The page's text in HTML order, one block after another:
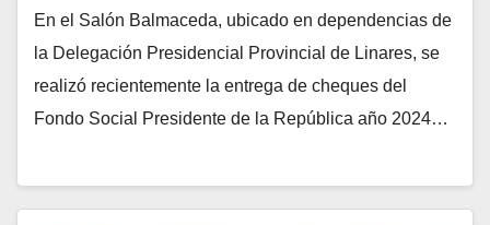
En el Salón Balmaceda, ubicado en dependencias de
la Delegación Presidencial Provincial de Linares, se
realizó recientemente la entrega de cheques del
Fondo Social Presidente de la República año 2024…